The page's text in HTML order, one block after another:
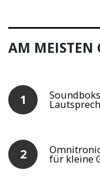
AM MEISTEN
für kleine